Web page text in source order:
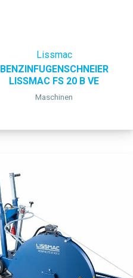
Lissmac
BENZINFUGENSCHNEIER
LISSMAC FS 20 B VE
Maschinen